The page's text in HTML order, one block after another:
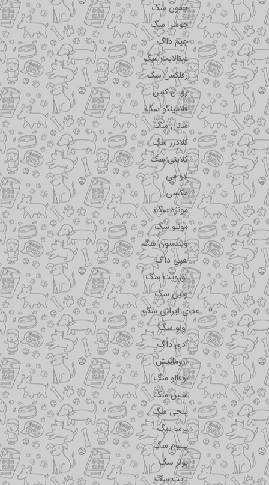
جمون سگ
جوسرا سگ
جیم داگ
دنتالایت سگ
رفلکس سگ
رویال کنین
فلامینگو سگ
سانال سگ
کلادرز سگ
کلاینی سگ
لاو می
مکسی
مونژه سگ
مونلو سگ
وینستون سگ
هپی داگ
یوروپت سگ
ونپی سگ
غذای ایرانی سگ
اونو سگ
آدی داگ
اروماتیش
بوفالو سگ
سلبن سگ
پتچی سگ
پرسا سگ
پتیوم سگ
پولر سگ
تاپت سگ